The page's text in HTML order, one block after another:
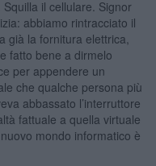
il cellulare. Signor
abbiamo rintracciato il
già la fornitura elettrica,
fatto bene a dirmelo
per appendere un
che qualche persona più
abbassato l’interruttore
fattuale a quella virtuale
mondo informatico è